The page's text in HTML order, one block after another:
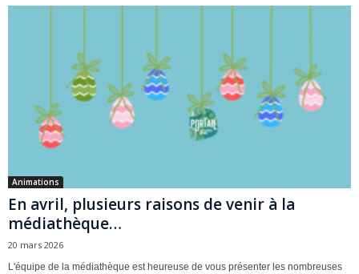
Animations
En avril, plusieurs raisons de venir à la
médiathèque…
20 mars 2026
L'équipe de la médiathèque est heureuse de vous présenter les nombreuses